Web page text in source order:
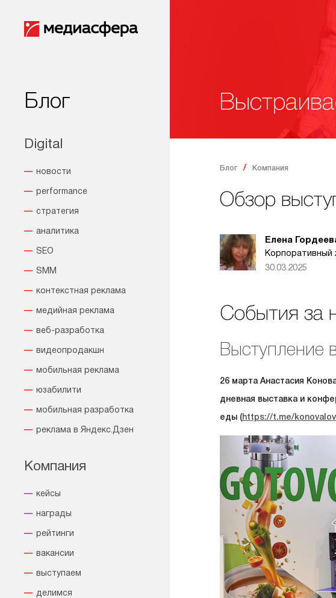
Блог
Digital
новости
performance
стратегия
аналитика
SEO
SMM
контекстная реклама
медийная реклама
веб-разработка
видеопродакшн
мобильная реклама
юзабилити
мобильная разработка
реклама в Яндекс.Дзен
Компания
кейсы
награды
рейтинги
вакансии
выступаем
делимся
Блог Компания
Обзор
Елена
Корпоративный
30.03.2025
События за
Выступление
26 марта Анастасия
дневная выставка и
еды ( https://t.me/